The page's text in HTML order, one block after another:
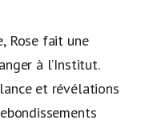
Rose fait une
à l’Institut.
et révélations